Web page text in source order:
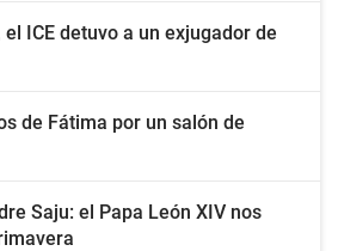
el ICE detuvo a un exjugador de
de Fátima por un salón de
Saju: el Papa León XIV nos